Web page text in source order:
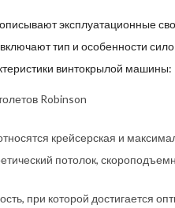
эксплуатационные
тип и особенности
винтокрылой машины:
Robinson
крейсерская и
потолок,
при которой достигается